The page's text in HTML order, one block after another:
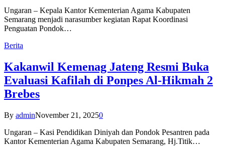
Ungaran – Kepala Kantor Kementerian Agama Kabupaten
Semarang menjadi narasumber kegiatan Rapat Koordinasi
Penguatan Pondok…
Berita
Kakanwil Kemenag Jateng Resmi Buka
Evaluasi Kafilah di Ponpes Al-Hikmah 2
Brebes
By adminNovember 21, 20250
Ungaran – Kasi Pendidikan Diniyah dan Pondok Pesantren pada
Kantor Kementerian Agama Kabupaten Semarang, Hj.Titik…